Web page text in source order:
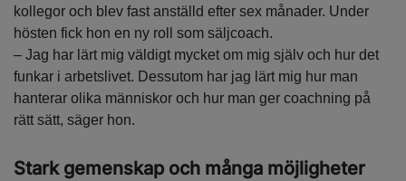
kollegor och blev fast anställd efter sex månader. Under
hösten fick hon en ny roll som säljcoach.
– Jag har lärt mig väldigt mycket om mig själv och hur det
funkar i arbetslivet. Dessutom har jag lärt mig hur man
hanterar olika människor och hur man ger coachning på
rätt sätt, säger hon.
Stark gemenskap och många möjligheter